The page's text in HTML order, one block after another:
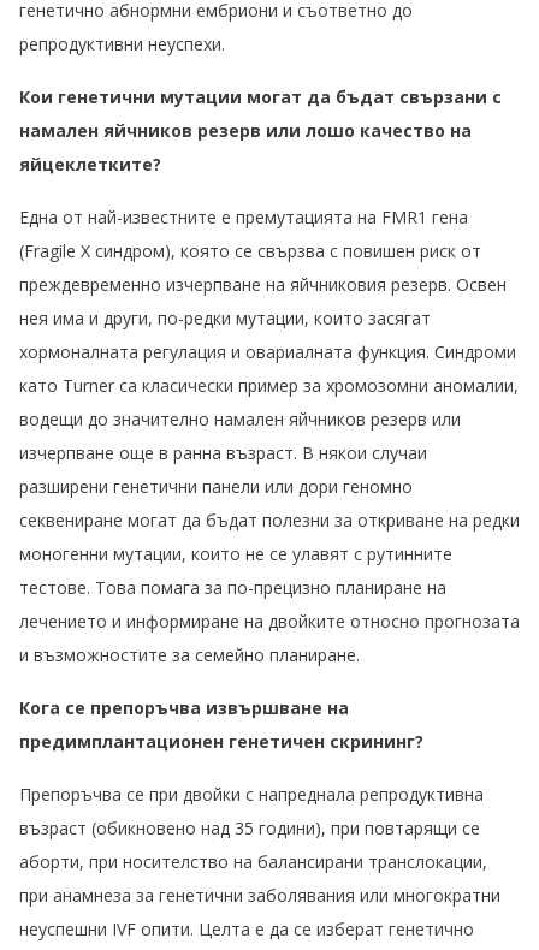
генетично абнормни ембриони и съответно до
репродуктивни неуспехи.
Кои генетични мутации могат да бъдат свързани с
намален яйчников резерв или лошо качество на
яйцеклетките?
Една от най-известните е премутацията на FMR1 гена
(Fragile X синдром), която се свързва с повишен риск от
преждевременно изчерпване на яйчниковия резерв. Освен
нея има и други, по-редки мутации, които засягат
хормоналната регулация и овариалната функция. Синдроми
като Turner са класически пример за хромозомни аномалии,
водещи до значително намален яйчников резерв или
изчерпване още в ранна възраст. В някои случаи
разширени генетични панели или дори геномно
секвениране могат да бъдат полезни за откриване на редки
моногенни мутации, които не се улавят с рутинните
тестове. Това помага за по-прецизно планиране на
лечението и информиране на двойките относно прогнозата
и възможностите за семейно планиране.
Кога се препоръчва извършване на
предимплантационен генетичен скрининг?
Препоръчва се при двойки с напреднала репродуктивна
възраст (обикновено над 35 години), при повтарящи се
аборти, при носителство на балансирани транслокации,
при анамнеза за генетични заболявания или многократни
неуспешни IVF опити. Целта е да се изберат генетично